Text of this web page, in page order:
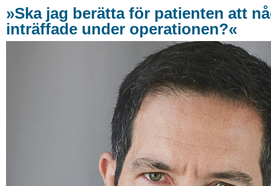
»Ska jag berätta för patienten att
inträffade under operationen?«